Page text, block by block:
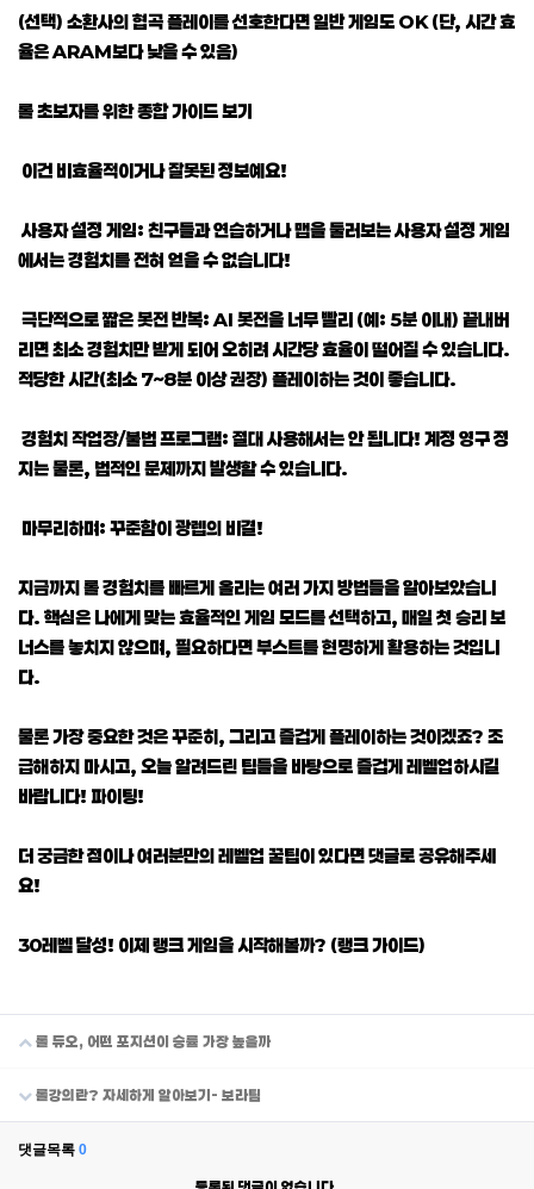
(선택) 소환사의 협곡 플레이를 선호한다면 일반 게임도 OK (단, 시간 효
율은 ARAM보다 낮을 수 있음)
롤 초보자를 위한 종합 가이드 보기
이건 비효율적이거나 잘못된 정보예요!
사용자 설정 게임: 친구들과 연습하거나 맵을 둘러보는 사용자 설정 게임
에서는 경험치를 전혀 얻을 수 없습니다!
극단적으로 짧은 봇전 반복: AI 봇전을 너무 빨리 (예: 5분 이내) 끝내버
리면 최소 경험치만 받게 되어 오히려 시간당 효율이 떨어질 수 있습니다.
적당한 시간(최소 7~8분 이상 권장) 플레이하는 것이 좋습니다.
경험치 작업장/불법 프로그램: 절대 사용해서는 안 됩니다! 계정 영구 정
지는 물론, 법적인 문제까지 발생할 수 있습니다.
마무리하며: 꾸준함이 광렙의 비결!
지금까지 롤 경험치를 빠르게 올리는 여러 가지 방법들을 알아보았습니
다. 핵심은 나에게 맞는 효율적인 게임 모드를 선택하고, 매일 첫 승리 보
너스를 놓치지 않으며, 필요하다면 부스트를 현명하게 활용하는 것입니
다.
물론 가장 중요한 것은 꾸준히, 그리고 즐겁게 플레이하는 것이겠죠? 조
급해하지 마시고, 오늘 알려드린 팁들을 바탕으로 즐겁게 레벨업하시길
바랍니다! 파이팅!
더 궁금한 점이나 여러분만의 레벨업 꿀팁이 있다면 댓글로 공유해주세
요!
30레벨 달성! 이제 랭크 게임을 시작해볼까? (랭크 가이드)
롤 듀오, 어떤 포지션이 승률 가장 높을까
롤강의란? 자세하게 알아보기- 보라팀
댓글목록 0